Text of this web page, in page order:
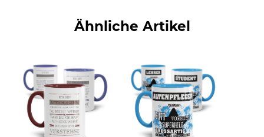
Ähnliche Artikel